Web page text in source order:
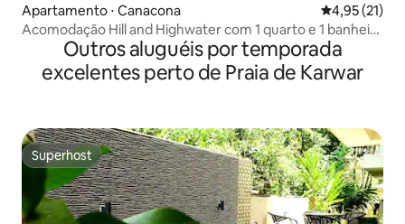
Apartamento ⋅ Canacona 4,95 de uma
4,95 (21)
Acomodação Hill and Highwater com 1 quarto e 1 banheiro
| 5 min de Palolem
Outros aluguéis por temporada
excelentes perto de Praia de Karwar
Superhost
Superhost